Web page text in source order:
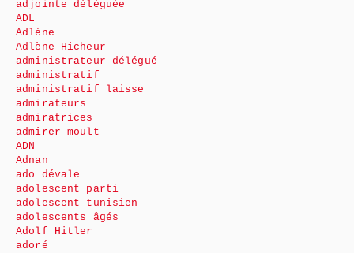
adjointe déléguée
ADL
Adlène
Adlène Hicheur
administrateur délégué
administratif
administratif laisse
admirateurs
admiratrices
admirer moult
ADN
Adnan
ado dévale
adolescent parti
adolescent tunisien
adolescents âgés
Adolf Hitler
adoré